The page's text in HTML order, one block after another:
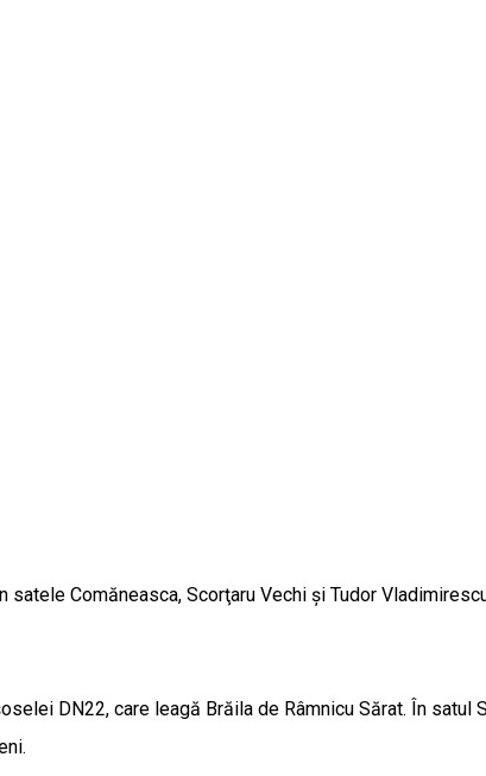
Comăneasca, Scorţaru Vechi şi Tudor
DN22, care leagă Brăila de Râmnicu Sărat. În